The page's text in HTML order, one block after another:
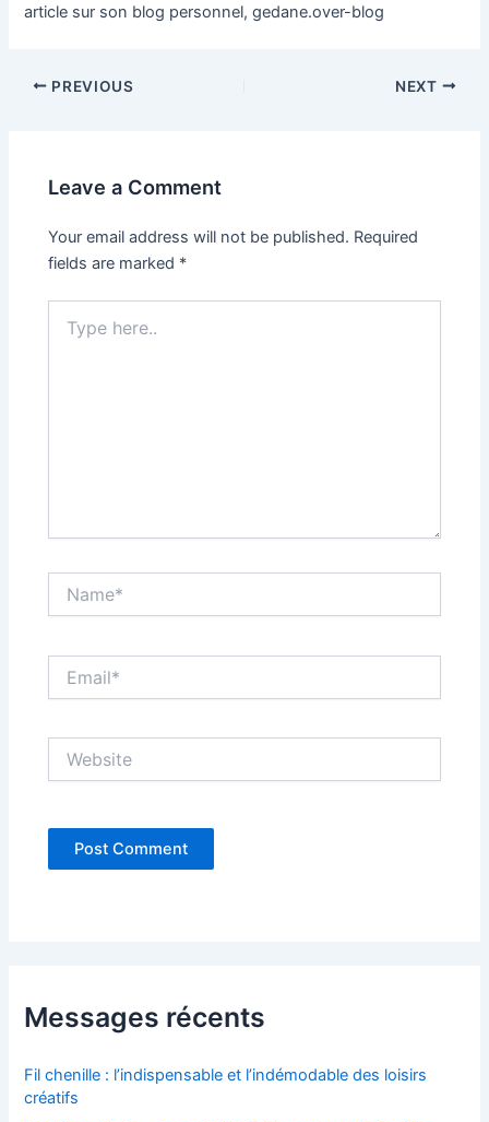
article sur son blog personnel, gedane.over-blog
Post
PREVIOUS NEXT
Leave a Comment
Your email address will not be published. Required
fields are marked *
here..
Messages récents
Fil chenille : l’indispensable et l’indémodable des loisirs
créatifs